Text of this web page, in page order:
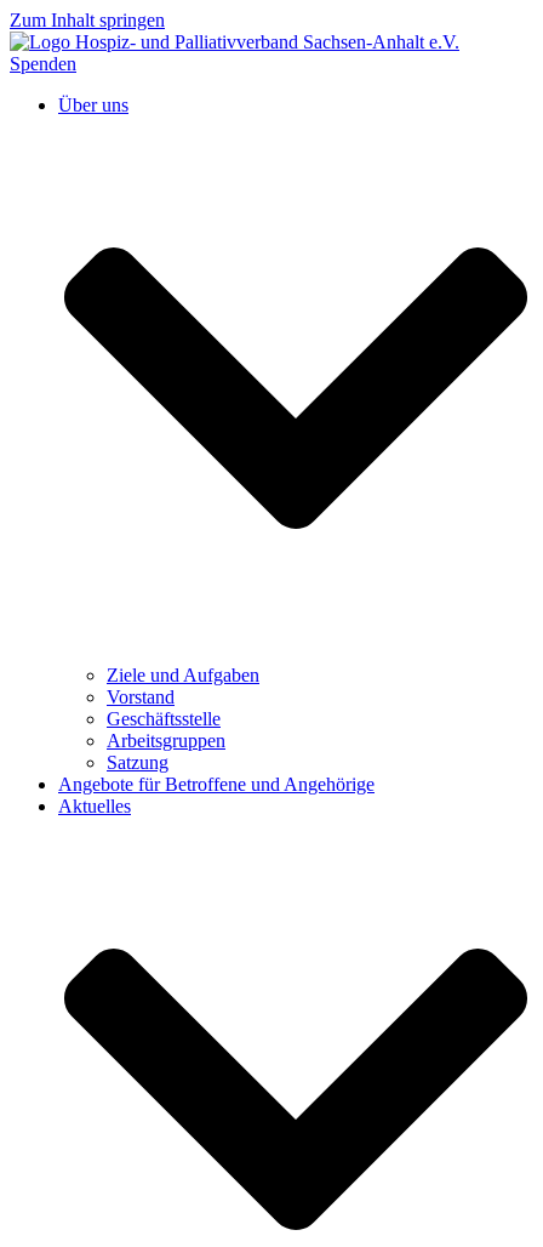
Zum Inhalt springen
Spenden
Über uns
Ziele und Aufgaben
Vorstand
Geschäftsstelle
Arbeitsgruppen
Satzung
Angebote für Betroffene und Angehörige
Aktuelles